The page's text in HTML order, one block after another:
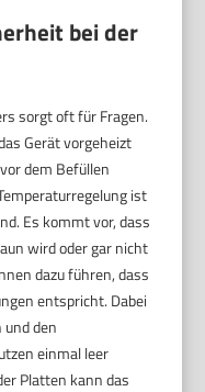
bei der
sorgt oft für Fragen.
Gerät vorgeheizt
dem Befüllen
ist
Es kommt vor, dass
wird oder gar nicht
dazu führen, dass
entspricht. Dabei
und den
einmal leer
Platten kann das